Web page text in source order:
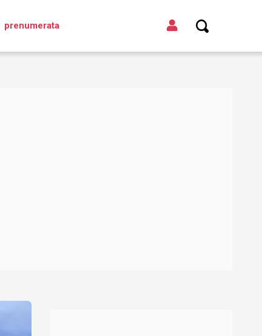
prenumerata